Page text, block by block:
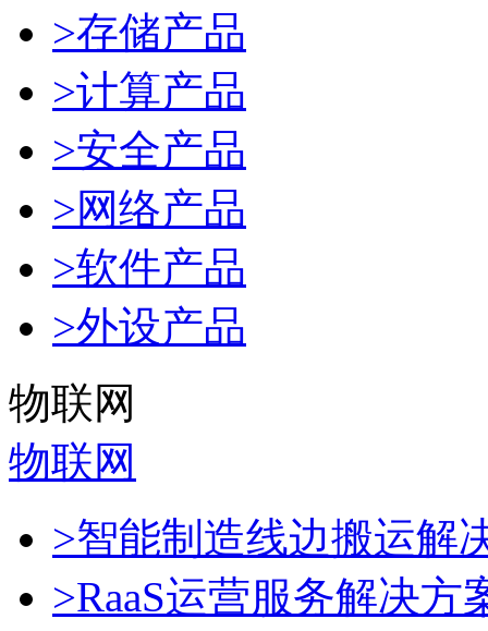
>存储产品
>计算产品
>安全产品
>网络产品
>软件产品
>外设产品
物联网
物联网
>智能制造线边搬运解
>RaaS运营服务解决方